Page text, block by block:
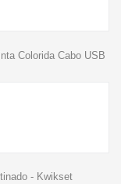
Colorida Cabo USB
- Kwikset